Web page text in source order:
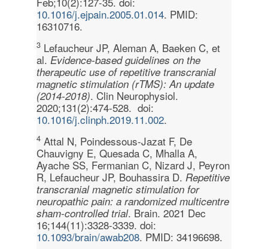
10.1016/j.ejpain.2005.01.014. PMID:
16310716.
3 Lefaucheur JP, Aleman A, Baeken C, et
al. Evidence-based guidelines on the
therapeutic use of repetitive transcranial
magnetic stimulation (rTMS): An update
(2014-2018). Clin Neurophysiol.
2020;131(2):474-528. doi:
10.1016/j.clinph.2019.11.002.
4 Attal N, Poindessous-Jazat F, De
Chauvigny E, Quesada C, Mhalla A,
Ayache SS, Fermanian C, Nizard J, Peyron
R, Lefaucheur JP, Bouhassira D. Repetitive
transcranial magnetic stimulation for
neuropathic pain: a randomized multicentre
sham-controlled trial. Brain. 2021 Dec
16;144(11):3328-3339. doi:
10.1093/brain/awab208. PMID: 34196698.